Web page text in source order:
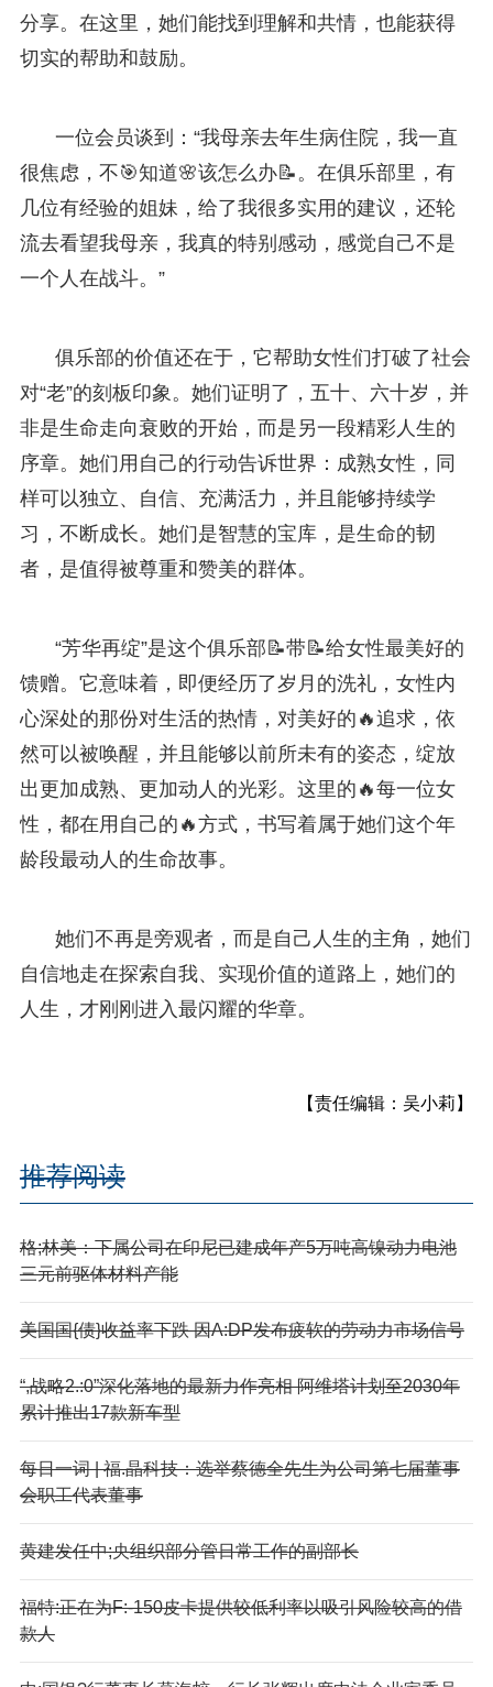
分享。在这里，她们能找到理解和共情，也能获得
切实的帮助和鼓励。
一位会员谈到：“我母亲去年生病住院，我一直
很焦虑，不🎯知道🌸该怎么办📝。在俱乐部里，有
几位有经验的姐妹，给了我很多实用的建议，还轮
流去看望我母亲，我真的特别感动，感觉自己不是
一个人在战斗。”
俱乐部的价值还在于，它帮助女性们打破了社会
对“老”的刻板印象。她们证明了，五十、六十岁，并
非是生命走向衰败的开始，而是另一段精彩人生的
序章。她们用自己的行动告诉世界：成熟女性，同
样可以独立、自信、充满活力，并且能够持续学
习，不断成长。她们是智慧的宝库，是生命的韧
者，是值得被尊重和赞美的群体。
“芳华再绽”是这个俱乐部📝带📝给女性最美好的
馈赠。它意味着，即便经历了岁月的洗礼，女性内
心深处的那份对生活的热情，对美好的🔥追求，依
然可以被唤醒，并且能够以前所未有的姿态，绽放
出更加成熟、更加动人的光彩。这里的🔥每一位女
性，都在用自己的🔥方式，书写着属于她们这个年
龄段最动人的生命故事。
她们不再是旁观者，而是自己人生的主角，她们
自信地走在探索自我、实现价值的道路上，她们的
人生，才刚刚进入最闪耀的华章。
【责任编辑：吴小莉】
推荐阅读
格;林美：下属公司在印尼已建成年产5万吨高镍动力电池
三元前驱体材料产能
美国国{债}收益率下跌 因A:DP发布疲软的劳动力市场信号
“,战略2.:0”深化落地的最新力作亮相 阿维塔计划至2030年
累计推出17款新车型
每日一词 | 福.晶科技：选举蔡德全先生为公司第七届董事
会职工代表董事
黄建发任中;央组织部分管日常工作的副部长
福特:正在为F:-150皮卡提供较低利率以吸引风险较高的借
款人